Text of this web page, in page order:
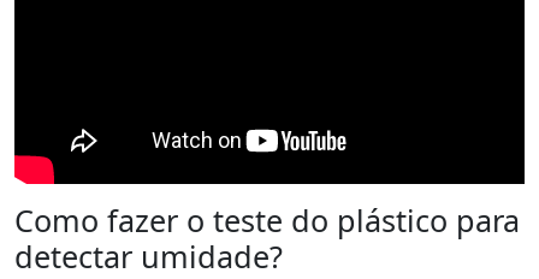
Como fazer o teste do plástico para
detectar umidade?